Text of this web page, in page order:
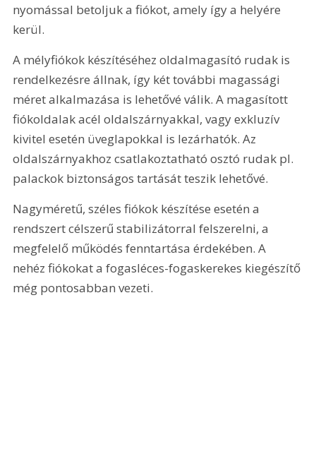
nyomással betoljuk a fiókot, amely így a helyére
kerül.
A mélyfiókok készítéséhez oldalmagasító rudak is
rendelkezésre állnak, így két további magassági
méret alkalmazása is lehetővé válik. A magasított
fiókoldalak acél oldalszárnyakkal, vagy exkluzív
kivitel esetén üveglapokkal is lezárhatók. Az
oldalszárnyakhoz csatlakoztatható osztó rudak pl.
palackok biztonságos tartását teszik lehetővé.
Nagyméretű, széles fiókok készítése esetén a
rendszert célszerű stabilizátorral felszerelni, a
megfelelő működés fenntartása érdekében. A
nehéz fiókokat a fogasléces-fogaskerekes kiegészítő
még pontosabban vezeti.